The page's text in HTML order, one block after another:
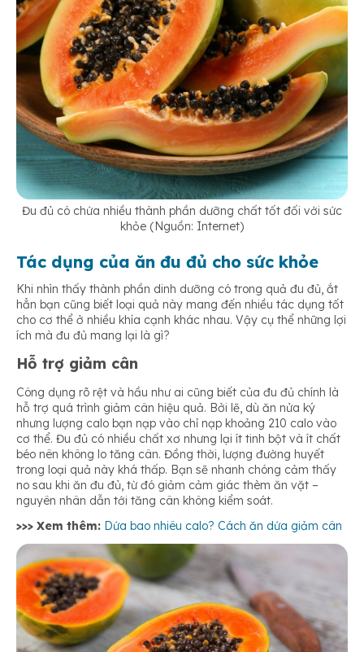
Đu đủ có chứa nhiều thành phần dưỡng chất tốt đối với sức
khỏe (Nguồn: Internet)
Tác dụng của ăn đu đủ cho sức khỏe
Khi nhìn thấy thành phần dinh dưỡng có trong quả đu đủ, ắt
hẳn bạn cũng biết loại quả này mang đến nhiều tác dụng tốt
cho cơ thể ở nhiều khía cạnh khác nhau. Vậy cụ thể những lợi
ích mà đu đủ mang lại là gì?
Hỗ trợ giảm cân
Công dụng rõ rệt và hầu như ai cũng biết của đu đủ chính là
hỗ trợ quá trình giảm cân hiệu quả. Bởi lẽ, dù ăn nửa ký
nhưng lượng calo bạn nạp vào chỉ nạp khoảng 210 calo vào
cơ thể. Đu đủ có nhiều chất xơ nhưng lại ít tinh bột và ít chất
béo nên không lo tăng cân. Đồng thời, lượng đường huyết
trong loại quả này khá thấp. Bạn sẽ nhanh chóng cảm thấy
no sau khi ăn đu đủ, từ đó giảm cảm giác thèm ăn vặt –
nguyên nhân dẫn tới tăng cân không kiểm soát.
>>> Xem thêm: Dứa bao nhiêu calo? Cách ăn dứa giảm cân